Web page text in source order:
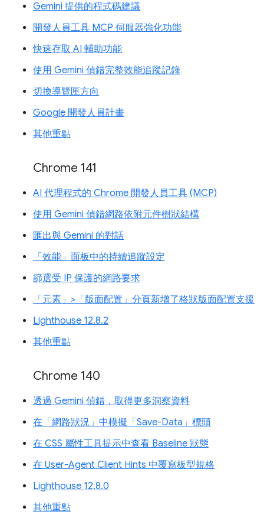
Gemini 提供的程式碼建議
開發人員工具 MCP 伺服器強化功能
快速存取 AI 輔助功能
使用 Gemini 偵錯完整效能追蹤記錄
切換導覽匣方向
Google 開發人員計畫
其他重點
Chrome 141
AI 代理程式的 Chrome 開發人員工具 (MCP)
使用 Gemini 偵錯網路依附元件樹狀結構
匯出與 Gemini 的對話
「效能」面板中的持續追蹤設定
篩選受 IP 保護的網路要求
「元素」>「版面配置」分頁新增了格狀版面配置支援
Lighthouse 12.8.2
其他重點
Chrome 140
透過 Gemini 偵錯，取得更多洞察資料
在「網路狀況」中模擬「Save-Data」標頭
在 CSS 屬性工具提示中查看 Baseline 狀態
在 User-Agent Client Hints 中覆寫板型規格
Lighthouse 12.8.0
其他重點